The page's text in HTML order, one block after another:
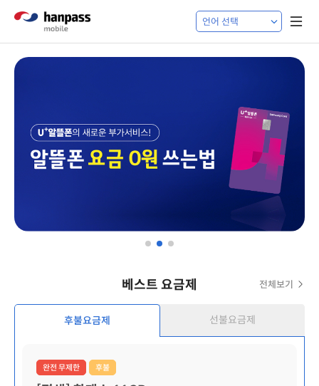
베스트 요금제 전체보기
후불요금제 선불요금제
완전 무제한 후불